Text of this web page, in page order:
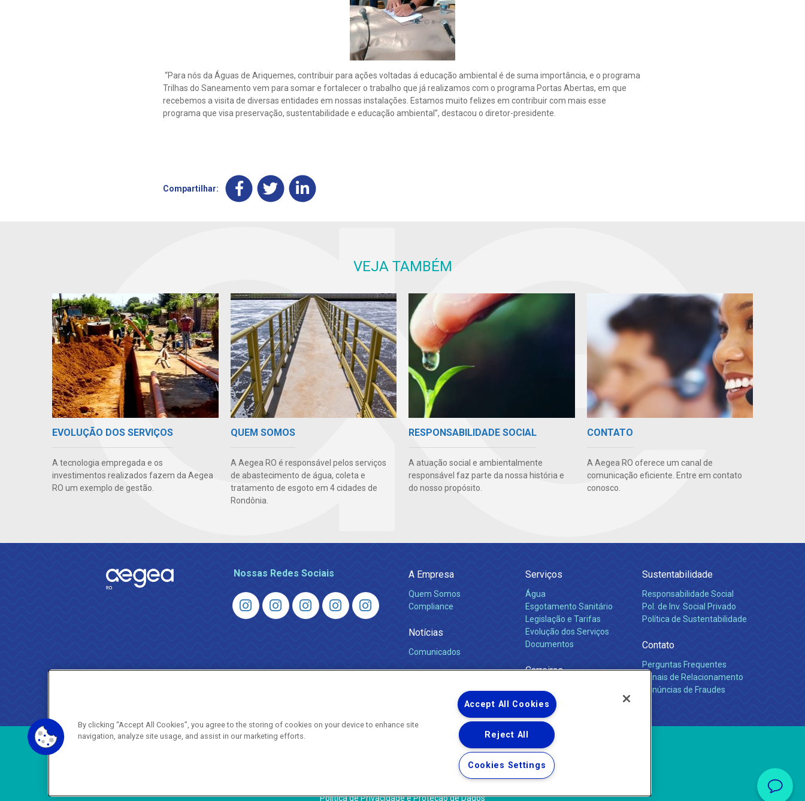
“Para nós da Águas de Ariquemes, contribuir para ações voltadas á educação ambiental é de suma importância, e o programa
Trilhas do Saneamento vem para somar e fortalecer o trabalho que já realizamos com o programa Portas Abertas, em que
recebemos a visita de diversas entidades em nossas instalações. Estamos muito felizes em contribuir com mais esse
programa que visa preservação, sustentabilidade e educação ambiental”, destacou o diretor-presidente.
Compartilhar:
VEJA TAMBÉM
EVOLUÇÃO DOS SERVIÇOS
A tecnologia empregada e os
investimentos realizados fazem da Aegea
RO um exemplo de gestão.
QUEM SOMOS
A Aegea RO é responsável pelos serviços
de abastecimento de água, coleta e
tratamento de esgoto em 4 cidades de
Rondônia.
RESPONSABILIDADE SOCIAL
A atuação social e ambientalmente
responsável faz parte da nossa história e
do nosso propósito.
CONTATO
A Aegea RO oferece um canal de
comunicação eficiente. Entre em contato
conosco.
Nossas Redes Sociais A Empresa
Quem Somos
Compliance
Notícias
Comunicados
Serviços
Água
Esgotamento Sanitário
Legislação e Tarifas
Evolução dos Serviços
Documentos
Carreiras
Sustentabilidade
Responsabilidade Social
Pol. de Inv. Social Privado
Política de Sustentabilidade
Contato
Perguntas Frequentes
Canais de Relacionamento
Denúncias de Fraudes
Copyright © 2026 - Todos os Direitos Reservados.
Política de Privacidade e Proteção de Dados
By clicking “Accept All Cookies”, you agree to the storing of cookies on your device to enhance site
navigation, analyze site usage, and assist in our marketing efforts.
Accept All Cookies
Reject All
Cookies Settings